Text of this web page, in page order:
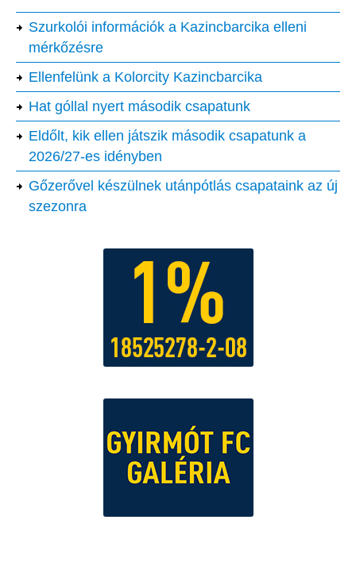
Szurkolói információk a Kazincbarcika elleni
mérkőzésre
Ellenfelünk a Kolorcity Kazincbarcika
Hat góllal nyert második csapatunk
Eldőlt, kik ellen játszik második csapatunk a
2026/27-es idényben
Gőzerővel készülnek utánpótlás csapataink az új
szezonra